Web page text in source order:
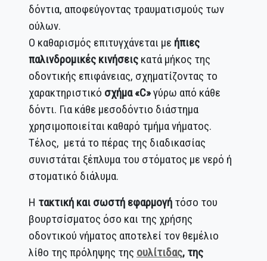
δόντια, αποφεύγοντας τραυματισμούς των
ούλων.
Ο καθαρισμός επιτυγχάνεται με ήπιες
παλινδρομικές κινήσεις κατά μήκος της
οδοντικής επιφάνειας, σχηματίζοντας το
χαρακτηριστικό σχήμα «C»γύρω από κάθε
δόντι. Για κάθε μεσοδόντιο διάστημα
χρησιμοποιείται καθαρό τμήμα νήματος.
Τέλος, μετά το πέρας της διαδικασίας
συνιστάται ξέπλυμα του στόματος με νερό ή
στοματικό διάλυμα.
Η τακτική και σωστή εφαρμογή τόσο του
βουρτσίσματος όσο και της χρήσης
οδοντικού νήματος αποτελεί τον θεμέλιο
λίθο της πρόληψης της ουλίτιδας, της